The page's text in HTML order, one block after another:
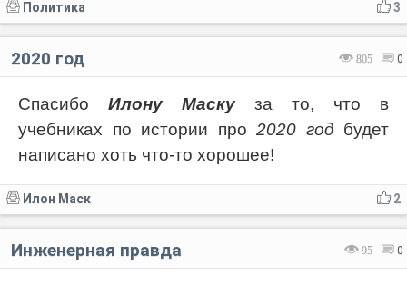
3
Политика
805 0
2020 год
Спасибо Илону Маску за то, что в
учебниках по истории про 2020 год будет
написано хоть что-то хорошее!
2
Илон Маск
95 0
Инженерная правда